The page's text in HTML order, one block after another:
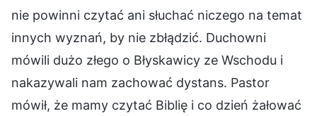
nie powinni czytać ani słuchać niczego na temat
innych wyznań, by nie zbłądzić. Duchowni
mówili dużo złego o Błyskawicy ze Wschodu i
nakazywali nam zachować dystans. Pastor
mówił, że mamy czytać Biblię i co dzień żałować